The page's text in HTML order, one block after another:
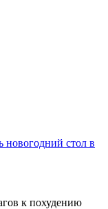
новогодний стол в
к похудению